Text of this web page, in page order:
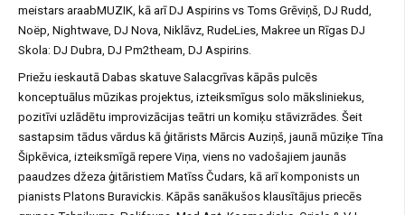
meistars araabMUZIK, kā arī DJ Aspirins vs Toms Grēviņš, DJ Rudd,
Noëp, Nightwave, DJ Nova, Niklāvz, RudeLies, Makree un Rīgas DJ
Skola: DJ Dubra, DJ Pm2theam, DJ Aspirins.
Priežu ieskautā Dabas skatuve Salacgrīvas kāpās pulcēs
konceptuālus mūzikas projektus, izteiksmīgus solo māksliniekus,
pozitīvi uzlādētu improvizācijas teātri un komiķu stāvizrādes. Šeit
sastapsim tādus vārdus kā ģitārists Mārcis Auziņš, jaunā mūziķe Tīna
Šipkēvica, izteiksmīgā repere Viņa, viens no vadošajiem jaunās
paaudzes džeza ģitāristiem Matīss Čudars, kā arī komponists un
pianists Platons Buravickis. Kāpās sanākušos klausītājus priecēs